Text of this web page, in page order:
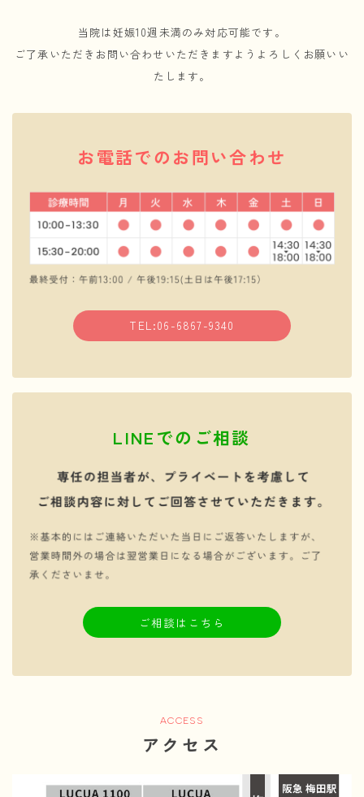
当院は妊娠10週未満のみ対応可能です。
ご了承いただきお問い合わせいただきますようよろしくお願いい
たします。
お電話でのお問い合わせ
TEL:06-6867-9340
LINEでのご相談
ご相談はこちら
ACCESS
アクセス